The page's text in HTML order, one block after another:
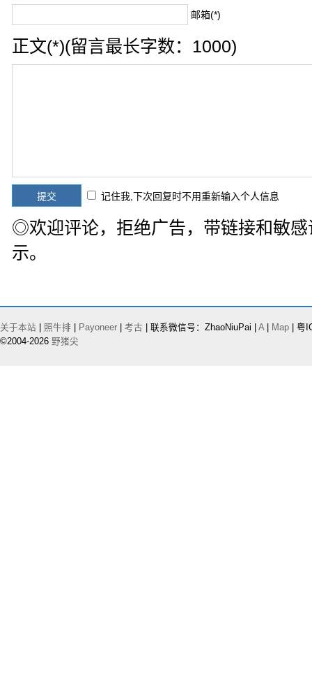
邮箱(*)
正文(*)(留言最长字数：1000)
记住我,下次回复时不用重新输入个人信息
◎欢迎评论，拒绝广告，带链接和敏
示。
关于本站 照牛排 Payoneer 考古 | 联系微信号：ZhaoNiuPai | A| Map | 粤
©2004-2026 野猪尖